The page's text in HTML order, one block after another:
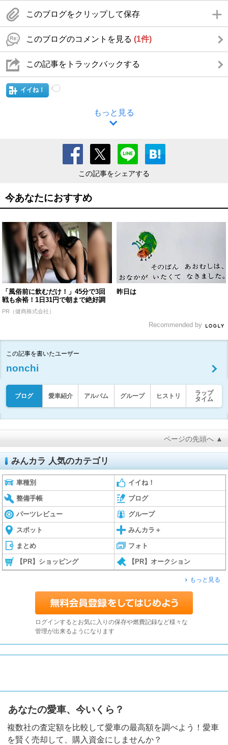
このブログをクリップして保存
このブログのコメントを見る (1件)
この記事をトラックバックする
イイね！
もっと見る
この記事をシェアする
今あなたにおすすめ
「風俗前に飲むだけ！」45分で3回
戦も余裕！1日31円で朝まで絶好調
PR（健商株式会社）
昨日は
Recommended by
この記事を書いたユーザー
nonchi
ブログ 愛車紹介 アルバム グループ ヒストリ
ラップ
タイム
ページの先頭へ ▲
みんカラ 人気のカテゴリ
車種別 イイね！
整備手帳 ブログ
パーツレビュー グループ
スポット みんカラ＋
まとめ フォト
【PR】ショッピング 【PR】オークション
もっと見る
ログインするとお気に入りの保存や燃費記録など様々な
管理が出来るようになります
あなたの愛車、今いくら？
複数社の査定額を比較して愛車の最高額を調べよう！愛車
を賢く売却して、購入資金にしませんか？